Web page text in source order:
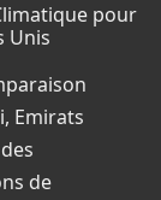
pour
Unis
Emirats
de